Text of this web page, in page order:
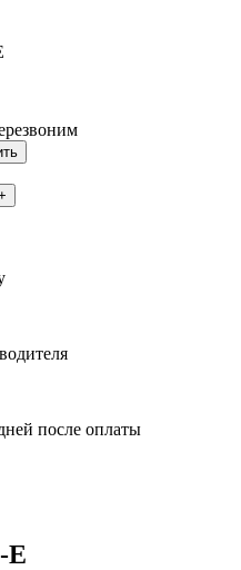
после оплаты
E